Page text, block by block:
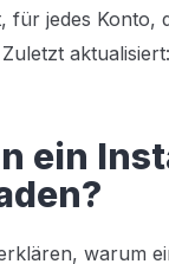
jedes Konto,
Zuletzt
ein
warum